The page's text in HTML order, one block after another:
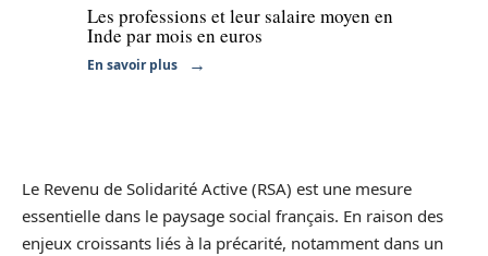
Les professions et leur salaire moyen en
Inde par mois en euros
En savoir plus
Le Revenu de Solidarité Active (RSA) est une mesure
essentielle dans le paysage social français. En raison des
enjeux croissants liés à la précarité, notamment dans un